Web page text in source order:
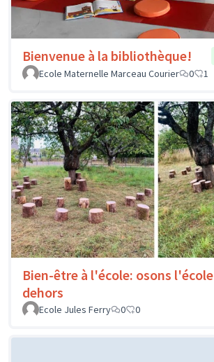
Bienvenue à la bibliothèque!
Ecole Maternelle Marceau Courier
0 1
Bien-être à l'école: osons l'école
dehors
Ecole Jules Ferry
0 0